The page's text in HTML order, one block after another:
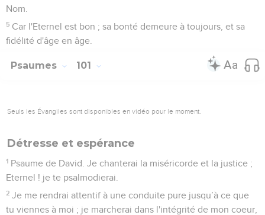
Nom.
5 Car l'Eternel est bon ; sa bonté demeure à toujours, et sa
fidélité d'âge en âge.
Psaumes 101
Seuls les Évangiles sont disponibles en vidéo pour le moment.
Détresse et espérance
1 Psaume de David. Je chanterai la miséricorde et la justice ;
Eternel ! je te psalmodierai.
2 Je me rendrai attentif à une conduite pure jusqu’à ce que
tu viennes à moi ; je marcherai dans l'intégrité de mon coeur,